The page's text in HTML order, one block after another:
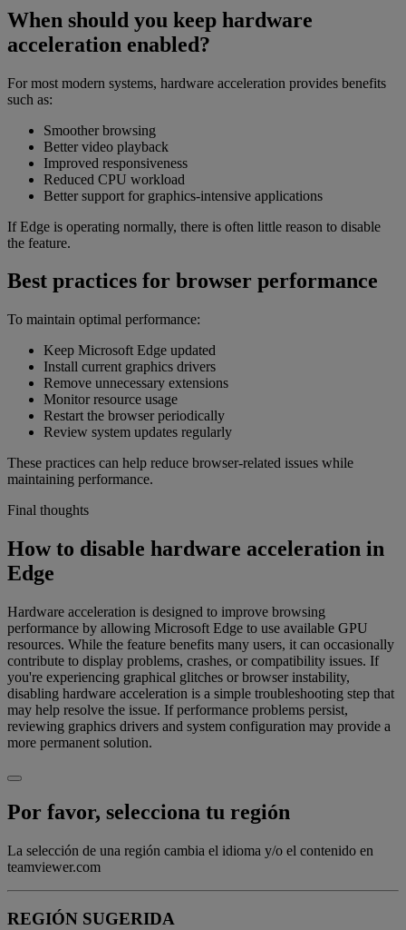
When should you keep hardware
acceleration enabled?
For most modern systems, hardware acceleration provides benefits
such as:
Smoother browsing
Better video playback
Improved responsiveness
Reduced CPU workload
Better support for graphics-intensive applications
If Edge is operating normally, there is often little reason to disable
the feature.
Best practices for browser performance
To maintain optimal performance:
Keep Microsoft Edge updated
Install current graphics drivers
Remove unnecessary extensions
Monitor resource usage
Restart the browser periodically
Review system updates regularly
These practices can help reduce browser-related issues while
maintaining performance.
Final thoughts
How to disable hardware acceleration in
Edge
Hardware acceleration is designed to improve browsing
performance by allowing Microsoft Edge to use available GPU
resources. While the feature benefits many users, it can occasionally
contribute to display problems, crashes, or compatibility issues. If
you're experiencing graphical glitches or browser instability,
disabling hardware acceleration is a simple troubleshooting step that
may help resolve the issue. If performance problems persist,
reviewing graphics drivers and system configuration may provide a
more permanent solution.
Por favor, selecciona tu región
La selección de una región cambia el idioma y/o el contenido en
teamviewer.com
REGIÓN SUGERIDA